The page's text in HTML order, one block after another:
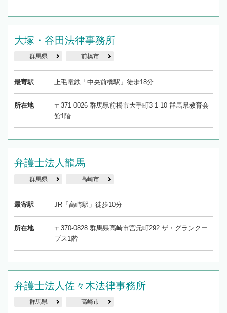
大塚・谷田法律事務所
群馬県 前橋市
最寄駅 上毛電鉄「中央前橋駅」徒歩18分
所在地
〒371-0026 群馬県前橋市大手町3-1-10 群馬県教育会
館1階
弁護士法人龍馬
群馬県 高崎市
最寄駅 JR「高崎駅」徒歩10分
所在地
〒370-0828 群馬県高崎市宮元町292 ザ・グランクー
ブス1階
弁護士法人佐々木法律事務所
群馬県 高崎市